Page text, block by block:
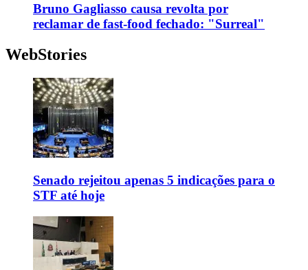
Bruno Gagliasso causa revolta por
reclamar de fast-food fechado: "Surreal"
WebStories
Senado rejeitou apenas 5 indicações para o
STF até hoje